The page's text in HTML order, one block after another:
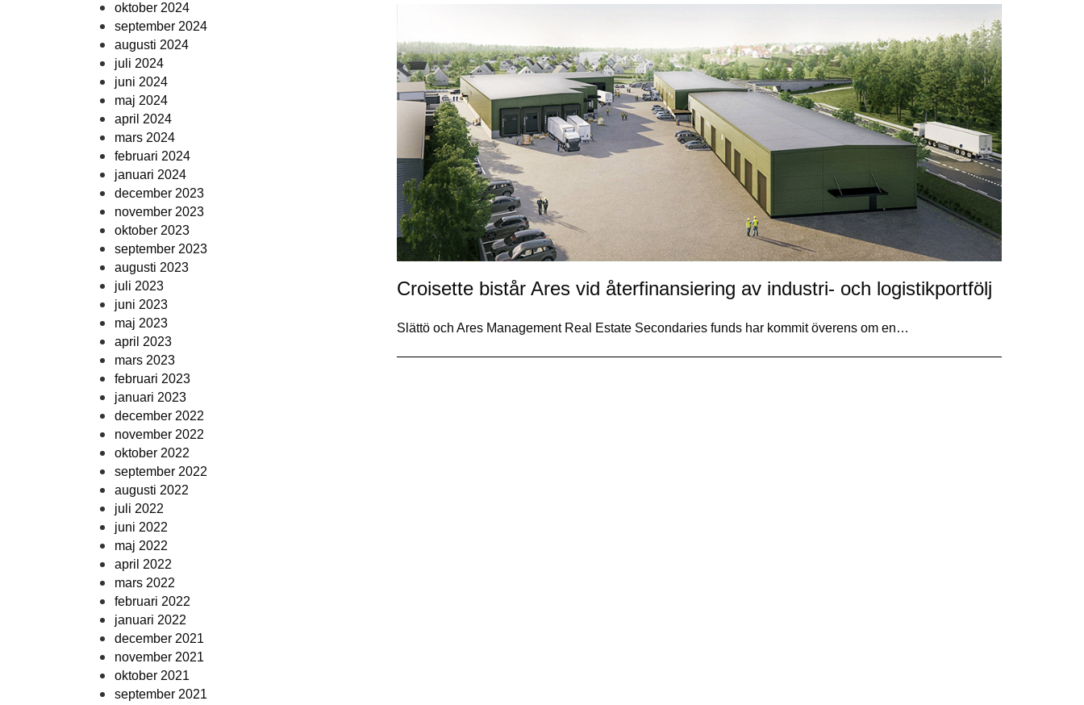
oktober 2024
september 2024
augusti 2024
juli 2024
juni 2024
maj 2024
april 2024
mars 2024
februari 2024
januari 2024
december 2023
november 2023
oktober 2023
september 2023
augusti 2023
juli 2023
juni 2023
maj 2023
april 2023
mars 2023
februari 2023
januari 2023
december 2022
november 2022
oktober 2022
september 2022
augusti 2022
juli 2022
juni 2022
maj 2022
april 2022
mars 2022
februari 2022
januari 2022
december 2021
november 2021
oktober 2021
september 2021
Croisette bistår Ares vid återfinansiering av industri- och logistikportfölj
Slättö och Ares Management Real Estate Secondaries funds har kommit överens om en…